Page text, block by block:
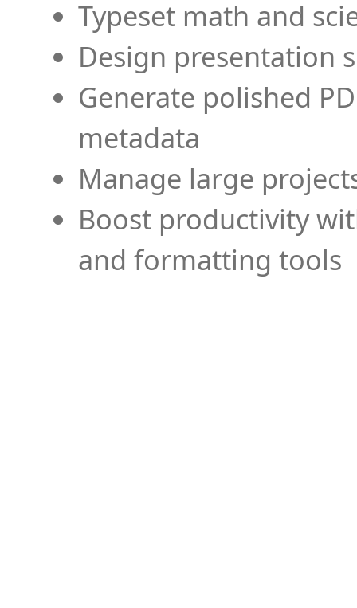
Typeset math and
Design presentation
Generate polished
metadata
Manage large
Boost productivity
and formatting tools